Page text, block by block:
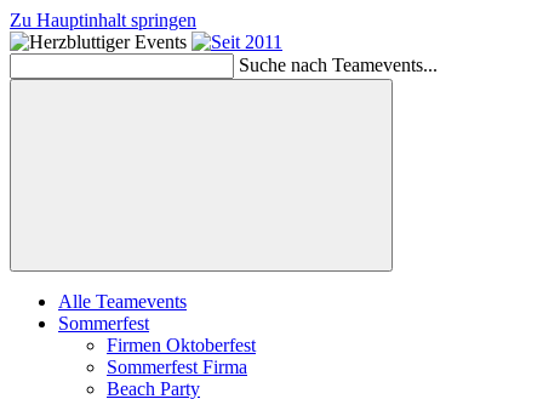
Zu Hauptinhalt springen
Suche nach Teamevents...
Alle Teamevents
Sommerfest
Firmen Oktoberfest
Sommerfest Firma
Beach Party